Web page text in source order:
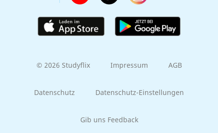
© 2026 Studyflix Impressum AGB
Datenschutz Datenschutz-Einstellungen
Gib uns Feedback